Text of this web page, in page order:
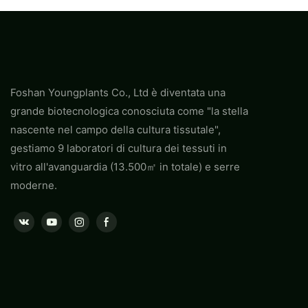
Foshan Youngplants Co., Ltd è diventata una
grande biotecnologica conosciuta come "la stella
nascente nel campo della cultura tissutale",
gestiamo 9 laboratori di cultura dei tessuti in
vitro all'avanguardia (13.500㎡ in totale) e serre
moderne.